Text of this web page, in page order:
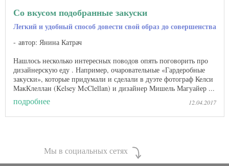
Со вкусом подобранные закуски
Легкий и удобный способ довести свой образ до совершенства
автор: Янина Катрач
Нашлось несколько интересных поводов опять поговорить про
дизайнерскую еду . Например, очаровательные «Гардеробные
закуски», которые придумали и сделали в дуэте фотограф Келси
МакКлеллан (Kelsey McClellan) и дизайнер Мишель Магуайер ...
подробнее 12.04.2017
Мы в социальных сетях